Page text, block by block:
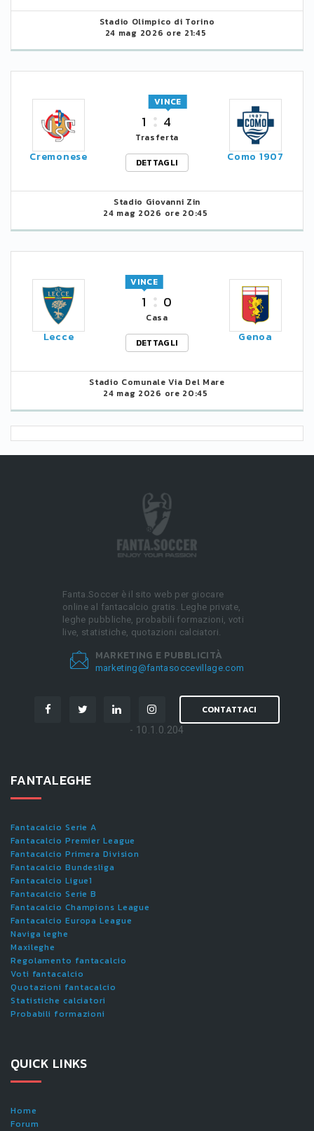
Stadio Olimpico di Torino
24 mag 2026 ore 21:45
Cremonese
1 4
VINCE
Trasferta
DETTAGLI
Como 1907
Stadio Giovanni Zin
24 mag 2026 ore 20:45
Lecce
1
VINCE
0
Casa
DETTAGLI
Genoa
Stadio Comunale Via Del Mare
24 mag 2026 ore 20:45
Fanta.Soccer è il sito web per giocare
online al fantacalcio gratis. Leghe private,
leghe pubbliche, probabili formazioni, voti
live, statistiche, quotazioni calciatori.
MARKETING E PUBBLICITÀ
marketing@fantasoccevillage.com
CONTATTACI
- 10.1.0.204
FANTALEGHE
Fantacalcio Serie A
Fantacalcio Premier League
Fantacalcio Primera Division
Fantacalcio Bundesliga
Fantacalcio Ligue1
Fantacalcio Serie B
Fantacalcio Champions League
Fantacalcio Europa League
Naviga leghe
Maxileghe
Regolamento fantacalcio
Voti fantacalcio
Quotazioni fantacalcio
Statistiche calciatori
Probabili formazioni
QUICK LINKS
Home
Forum